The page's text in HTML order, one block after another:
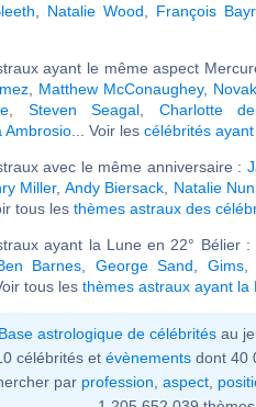
Natalie Wood François
ayant le même aspect
, Matthew McConaughey,
Steven Seagal Charlotte
Ambrosio ... Voir les célébrités
avec le même anniversaire :
Miller, Andy Biersack Natalie
tous les thèmes astraux des
ayant la Lune en 22° Bélier :
Barnes George Sand Gims,
tous les thèmes astraux ayant la
Base astrologique de célébritésau
célébrités et évènementsdont 40
par profession aspect